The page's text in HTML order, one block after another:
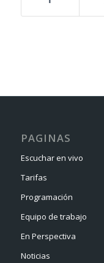
PAGINAS
Escuchar en vivo
Tarifas
Programación
Equipo de trabajo
En Perspectiva
Noticias